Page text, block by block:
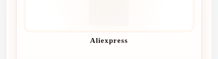
Aliexpress